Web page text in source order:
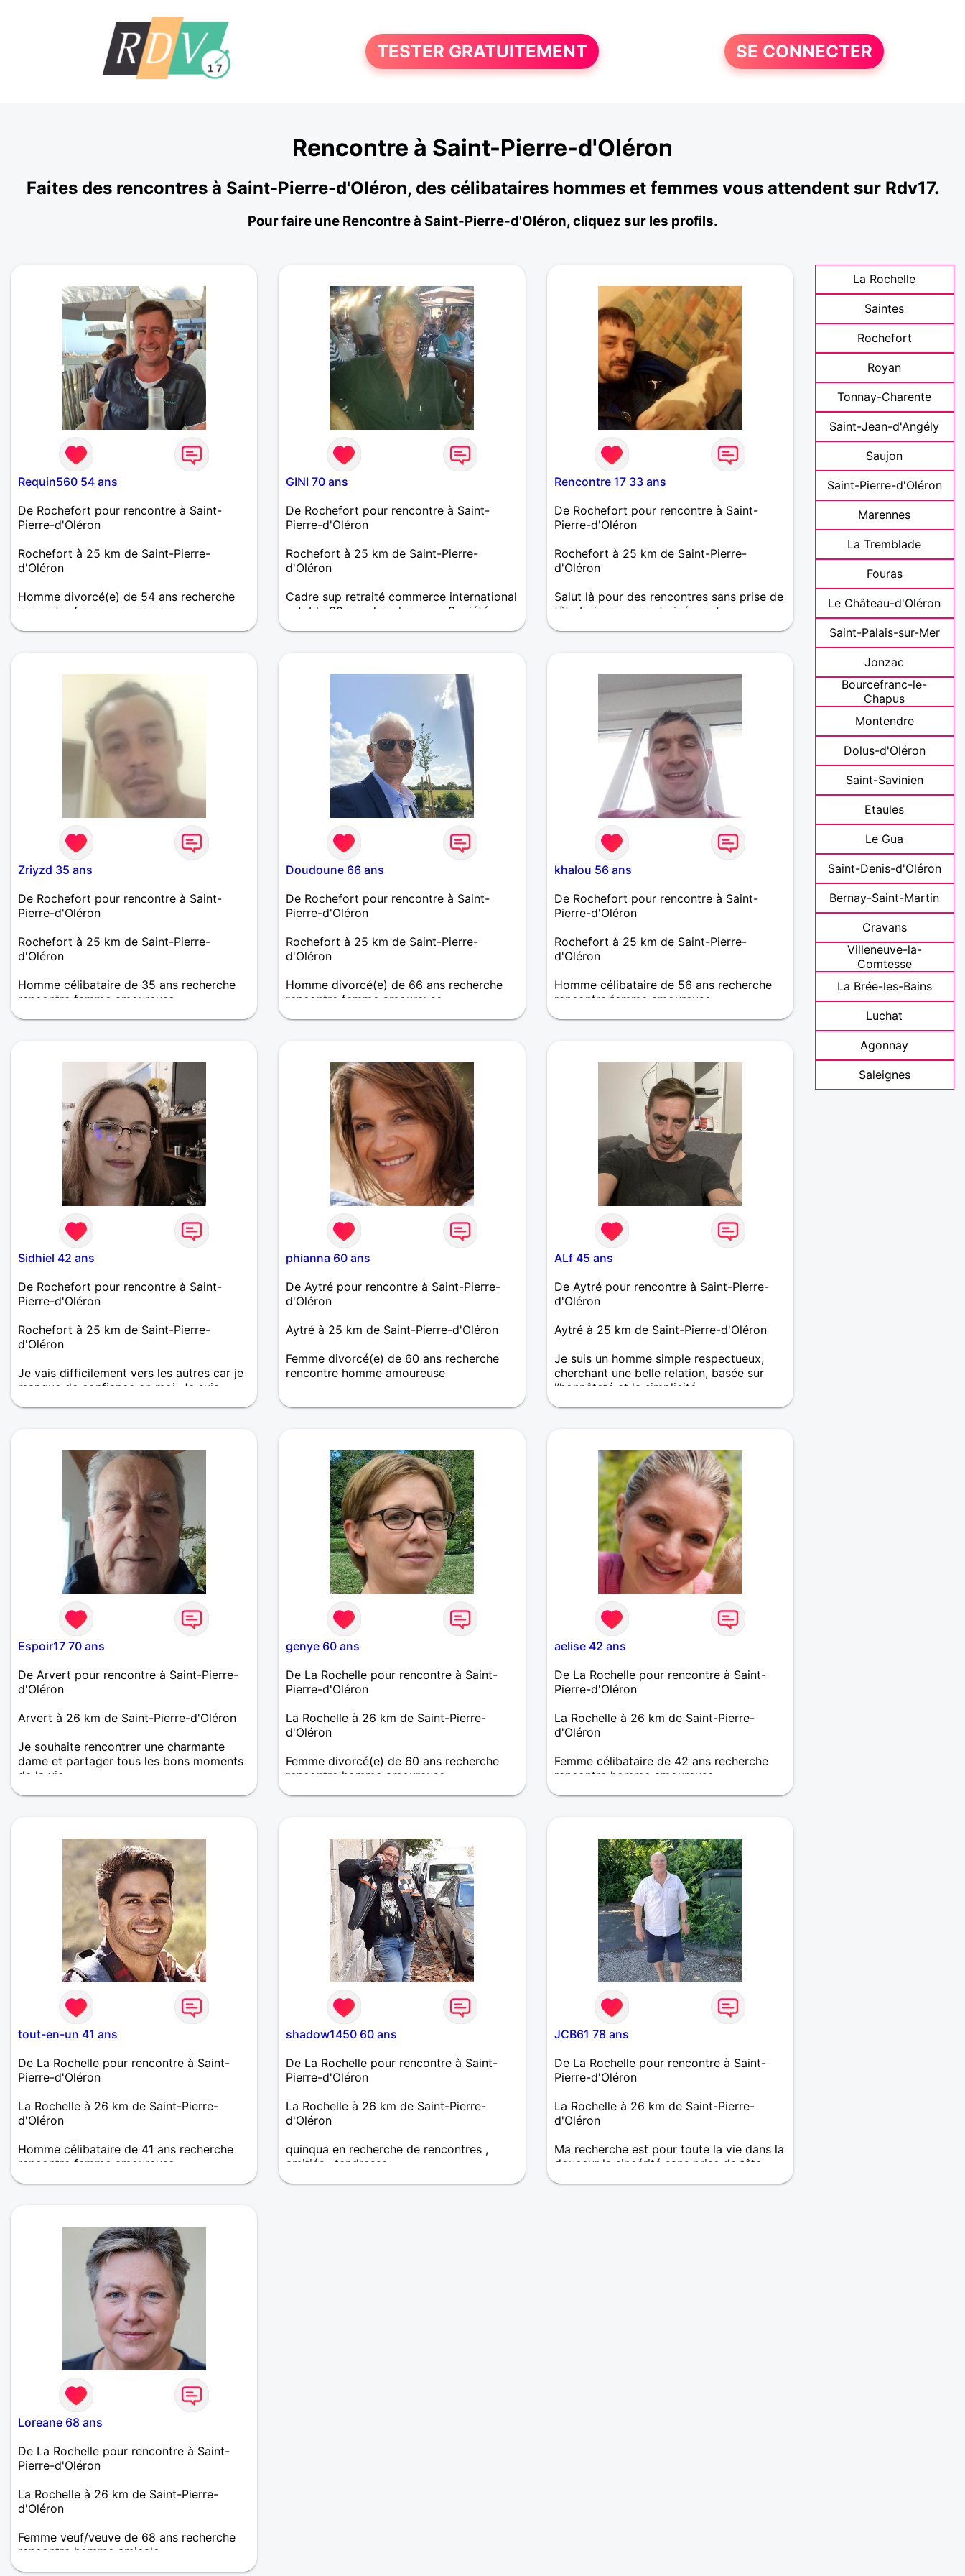
TESTER GRATUITEMENT SE CONNECTER
Rencontre à Saint-Pierre-d'Oléron
Faites des rencontres à Saint-Pierre-d'Oléron, des célibataires hommes et femmes vous attendent sur Rdv17.
Pour faire une Rencontre à Saint-Pierre-d'Oléron, cliquez sur les profils.
Requin560 54 ans
De Rochefort pour rencontre à Saint-
Pierre-d'Oléron
Rochefort à 25 km de Saint-Pierre-
d'Oléron
Homme divorcé(e) de 54 ans recherche
rencontre femme amoureuse
Cherche rencontre réelle et sérieuse
GINI 70 ans
De Rochefort pour rencontre à Saint-
Pierre-d'Oléron
Rochefort à 25 km de Saint-Pierre-
d'Oléron
Cadre sup retraité commerce international
, stable 30 ans dans la meme Société
petits oiseaux ! J'ai une chatte originaire
Balades,restaurants,voyages....il me reste
pas mal de pays à découvrir....mais bien
accompagné ! Je dance un peu...plutot le
sens du rythme
Rencontre 17 33 ans
De Rochefort pour rencontre à Saint-
Pierre-d'Oléron
Rochefort à 25 km de Saint-Pierre-
d'Oléron
Salut là pour des rencontres sans prise de
tête boir un verre et cinéma et
Zriyzd 35 ans
De Rochefort pour rencontre à Saint-
Pierre-d'Oléron
Rochefort à 25 km de Saint-Pierre-
d'Oléron
Homme célibataire de 35 ans recherche
rencontre femme amoureuse
Bonjour 32 ans célibataire recherche une
Doudoune 66 ans
De Rochefort pour rencontre à Saint-
Pierre-d'Oléron
Rochefort à 25 km de Saint-Pierre-
d'Oléron
Homme divorcé(e) de 66 ans recherche
rencontre femme amoureuse
Recherche femme pour complicité et plus
khalou 56 ans
De Rochefort pour rencontre à Saint-
Pierre-d'Oléron
Rochefort à 25 km de Saint-Pierre-
d'Oléron
Homme célibataire de 56 ans recherche
rencontre femme amoureuse
je fais de la pyrogravure ainsi que de la
Sidhiel 42 ans
De Rochefort pour rencontre à Saint-
Pierre-d'Oléron
Rochefort à 25 km de Saint-Pierre-
d'Oléron
Je vais difficilement vers les autres car je
manque de confiance en moi. Je suis
même genre)
phianna 60 ans
De Aytré pour rencontre à Saint-Pierre-
d'Oléron
Aytré à 25 km de Saint-Pierre-d'Oléron
Femme divorcé(e) de 60 ans recherche
rencontre homme amoureuse
pas évident alors je cherche avant tout
ALf 45 ans
De Aytré pour rencontre à Saint-Pierre-
d'Oléron
Aytré à 25 km de Saint-Pierre-d'Oléron
Je suis un homme simple respectueux,
cherchant une belle relation, basée sur
l’honnêteté et la simplicité
Espoir17 70 ans
De Arvert pour rencontre à Saint-Pierre-
d'Oléron
Arvert à 26 km de Saint-Pierre-d'Oléron
Je souhaite rencontrer une charmante
dame et partager tous les bons moments
de la vie
genye 60 ans
De La Rochelle pour rencontre à Saint-
Pierre-d'Oléron
La Rochelle à 26 km de Saint-Pierre-
d'Oléron
Femme divorcé(e) de 60 ans recherche
rencontre homme amoureuse
Douce et généreuse, je cherche un homme
la vie à deux.
aelise 42 ans
De La Rochelle pour rencontre à Saint-
Pierre-d'Oléron
La Rochelle à 26 km de Saint-Pierre-
d'Oléron
Femme célibataire de 42 ans recherche
rencontre homme amoureuse
Je cherche à rencontrer des personnes
fait si bien les choses, puis quelqu'un
aimant si possible.
tout-en-un 41 ans
De La Rochelle pour rencontre à Saint-
Pierre-d'Oléron
La Rochelle à 26 km de Saint-Pierre-
d'Oléron
Homme célibataire de 41 ans recherche
rencontre femme amoureuse
Aventurier cherche co-équipière pour
situer, je préfère le charme à la plastique,
la sensibilité à la sensiblerie, la sensualité
à la vulgarité, l'intelligence à la bêtise, la
tolérance à la rigidité, la complicité à
l'indépendance égoïste, le respect à la
shadow1450 60 ans
De La Rochelle pour rencontre à Saint-
Pierre-d'Oléron
La Rochelle à 26 km de Saint-Pierre-
d'Oléron
quinqua en recherche de rencontres ,
amitiés , tendresse
JCB61 78 ans
De La Rochelle pour rencontre à Saint-
Pierre-d'Oléron
La Rochelle à 26 km de Saint-Pierre-
d'Oléron
Ma recherche est pour toute la vie dans la
douceur la sincérité sans prise de tête.
Loreane 68 ans
De La Rochelle pour rencontre à Saint-
Pierre-d'Oléron
La Rochelle à 26 km de Saint-Pierre-
d'Oléron
Femme veuf/veuve de 68 ans recherche
rencontre homme amicale
La Rochelle
Saintes
Rochefort
Royan
Tonnay-Charente
Saint-Jean-d'Angély
Saujon
Saint-Pierre-d'Oléron
Marennes
La Tremblade
Fouras
Le Château-d'Oléron
Saint-Palais-sur-Mer
Jonzac
Bourcefranc-le-
Chapus
Montendre
Dolus-d'Oléron
Saint-Savinien
Etaules
Le Gua
Saint-Denis-d'Oléron
Bernay-Saint-Martin
Cravans
Villeneuve-la-
Comtesse
La Brée-les-Bains
Luchat
Agonnay
Saleignes